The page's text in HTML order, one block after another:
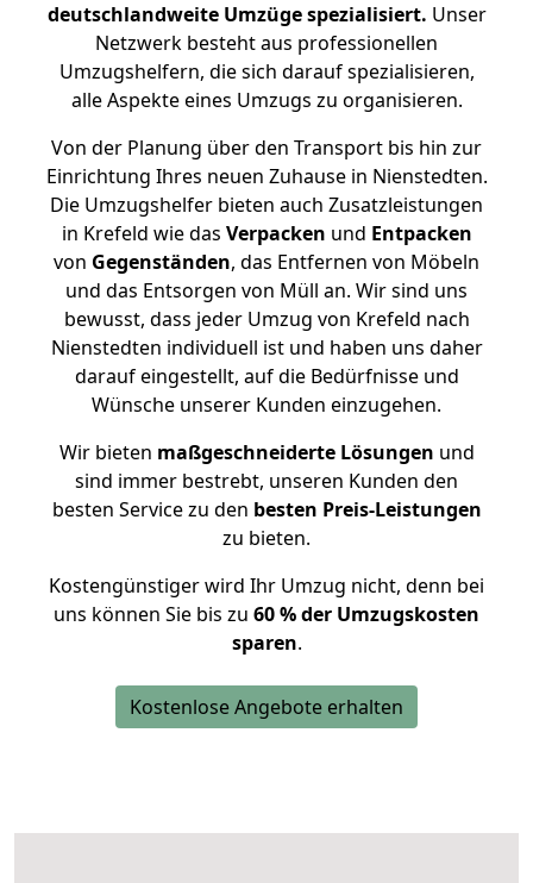
deutschlandweite Umzüge spezialisiert. Unser
Netzwerk besteht aus professionellen
Umzugshelfern, die sich darauf spezialisieren,
alle Aspekte eines Umzugs zu organisieren.
Von der Planung über den Transport bis hin zur
Einrichtung Ihres neuen Zuhause in Nienstedten.
Die Umzugshelfer bieten auch Zusatzleistungen
in Krefeld wie das Verpacken und Entpacken
von Gegenständen, das Entfernen von Möbeln
und das Entsorgen von Müll an. Wir sind uns
bewusst, dass jeder Umzug von Krefeld nach
Nienstedten individuell ist und haben uns daher
darauf eingestellt, auf die Bedürfnisse und
Wünsche unserer Kunden einzugehen.
Wir bieten maßgeschneiderte Lösungen und
sind immer bestrebt, unseren Kunden den
besten Service zu den besten Preis-Leistungen
zu bieten.
Kostengünstiger wird Ihr Umzug nicht, denn bei
uns können Sie bis zu 60 % der Umzugskosten
sparen.
Kostenlose Angebote erhalten